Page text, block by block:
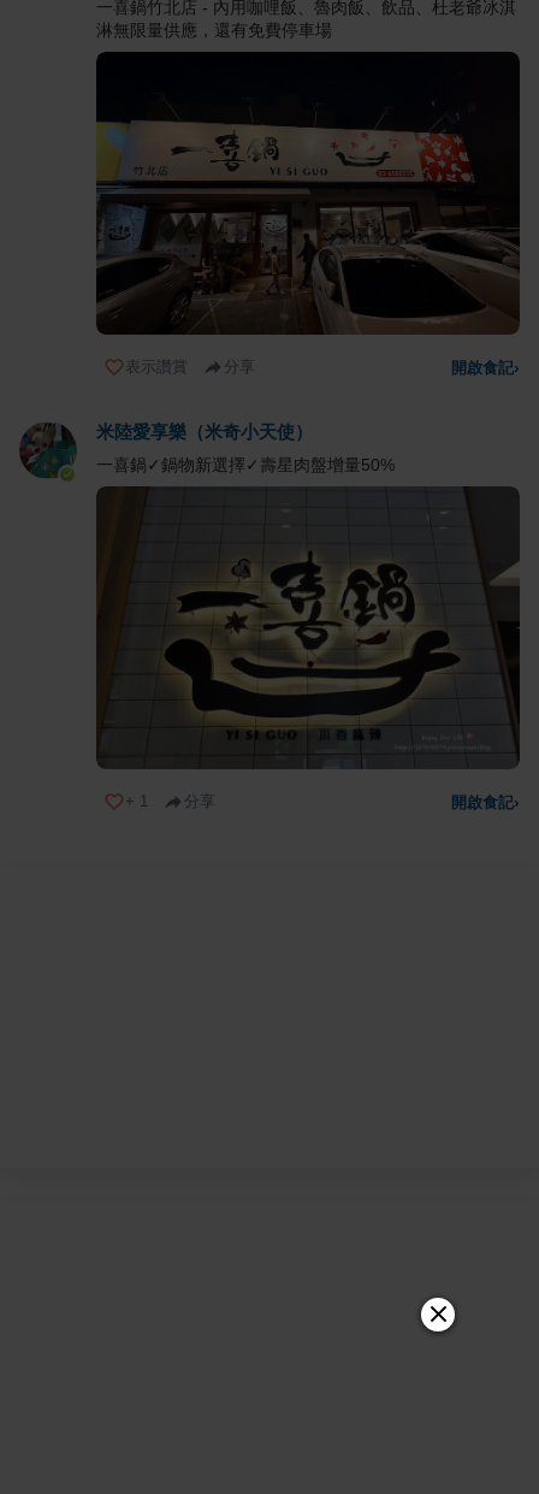
一喜鍋竹北店 - 內用咖哩飯、魯肉飯、飲品、杜老爺冰淇
淋無限量供應，還有免費停車場
表示讚賞 分享 開啟食記›
米陸愛享樂（米奇小天使）
一喜鍋✓鍋物新選擇✓壽星肉盤增量50%
+ 1 分享 開啟食記›